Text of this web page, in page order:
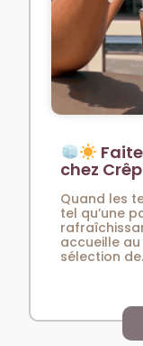
chez
Quand les
tel qu’une
accueille
sélection